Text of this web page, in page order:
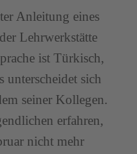
Anleitung eines
Lehrwerkstätte
ist Türkisch,
sich
seiner Kollegen.
erfahren,
nicht mehr